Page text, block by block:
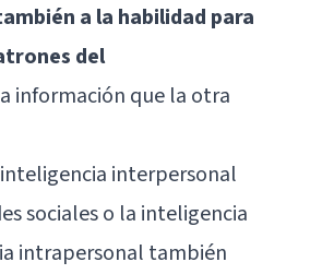
a la habilidad para
del
información que la otra
interpersonal
sociales o la inteligencia
intrapersonal también